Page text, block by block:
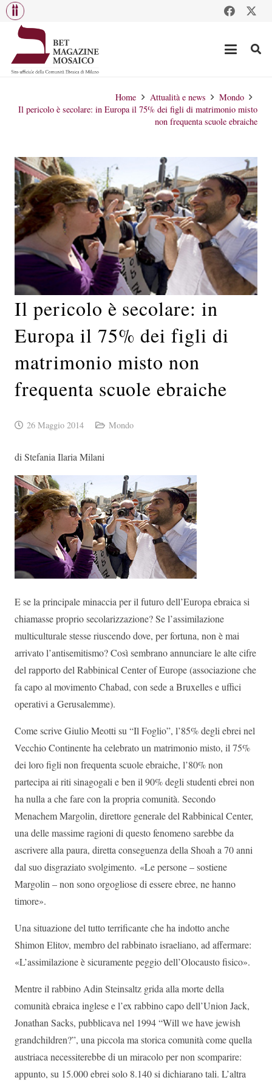
Home Attualità e news
Mondo
Il pericolo è secolare: in Europa il 75% dei figli di matrimonio misto
non frequenta scuole ebraiche
Il pericolo è secolare: in
Europa il 75% dei figli di
matrimonio misto non
frequenta scuole ebraiche
26 Maggio 2014 Mondo
di Stefania Ilaria Milani
E se la principale minaccia per il futuro dell’Europa ebraica si
chiamasse proprio secolarizzazione? Se l’assimilazione
multiculturale stesse riuscendo dove, per fortuna, non è mai
arrivato l’antisemitismo? Così sembrano annunciare le alte cifre
del rapporto del Rabbinical Center of Europe (associazione che
fa capo al movimento Chabad, con sede a Bruxelles e uffici
operativi a Gerusalemme).
Come scrive Giulio Meotti su “Il Foglio”, l’85% degli ebrei nel
Vecchio Continente ha celebrato un matrimonio misto, il 75%
dei loro figli non frequenta scuole ebraiche, l’80% non
partecipa ai riti sinagogali e ben il 90% degli studenti ebrei non
ha nulla a che fare con la propria comunità. Secondo
Menachem Margolin, direttore generale del Rabbinical Center,
una delle massime ragioni di questo fenomeno sarebbe da
ascrivere alla paura, diretta conseguenza della Shoah a 70 anni
dal suo disgraziato svolgimento. «Le persone – sostiene
Margolin – non sono orgogliose di essere ebree, ne hanno
timore».
Una situazione del tutto terrificante che ha indotto anche
Shimon Elitov, membro del rabbinato israeliano, ad affermare:
«L’assimilazione è sicuramente peggio dell’Olocausto fisico».
Mentre il rabbino Adin Steinsaltz grida alla morte della
comunità ebraica inglese e l’ex rabbino capo dell’Union Jack,
Jonathan Sacks, pubblicava nel 1994 “Will we have jewish
grandchildren?”, una piccola ma storica comunità come quella
austriaca necessiterebbe di un miracolo per non scomparire:
appunto, su 15.000 ebrei solo 8.140 si dichiarano tali. L’altra